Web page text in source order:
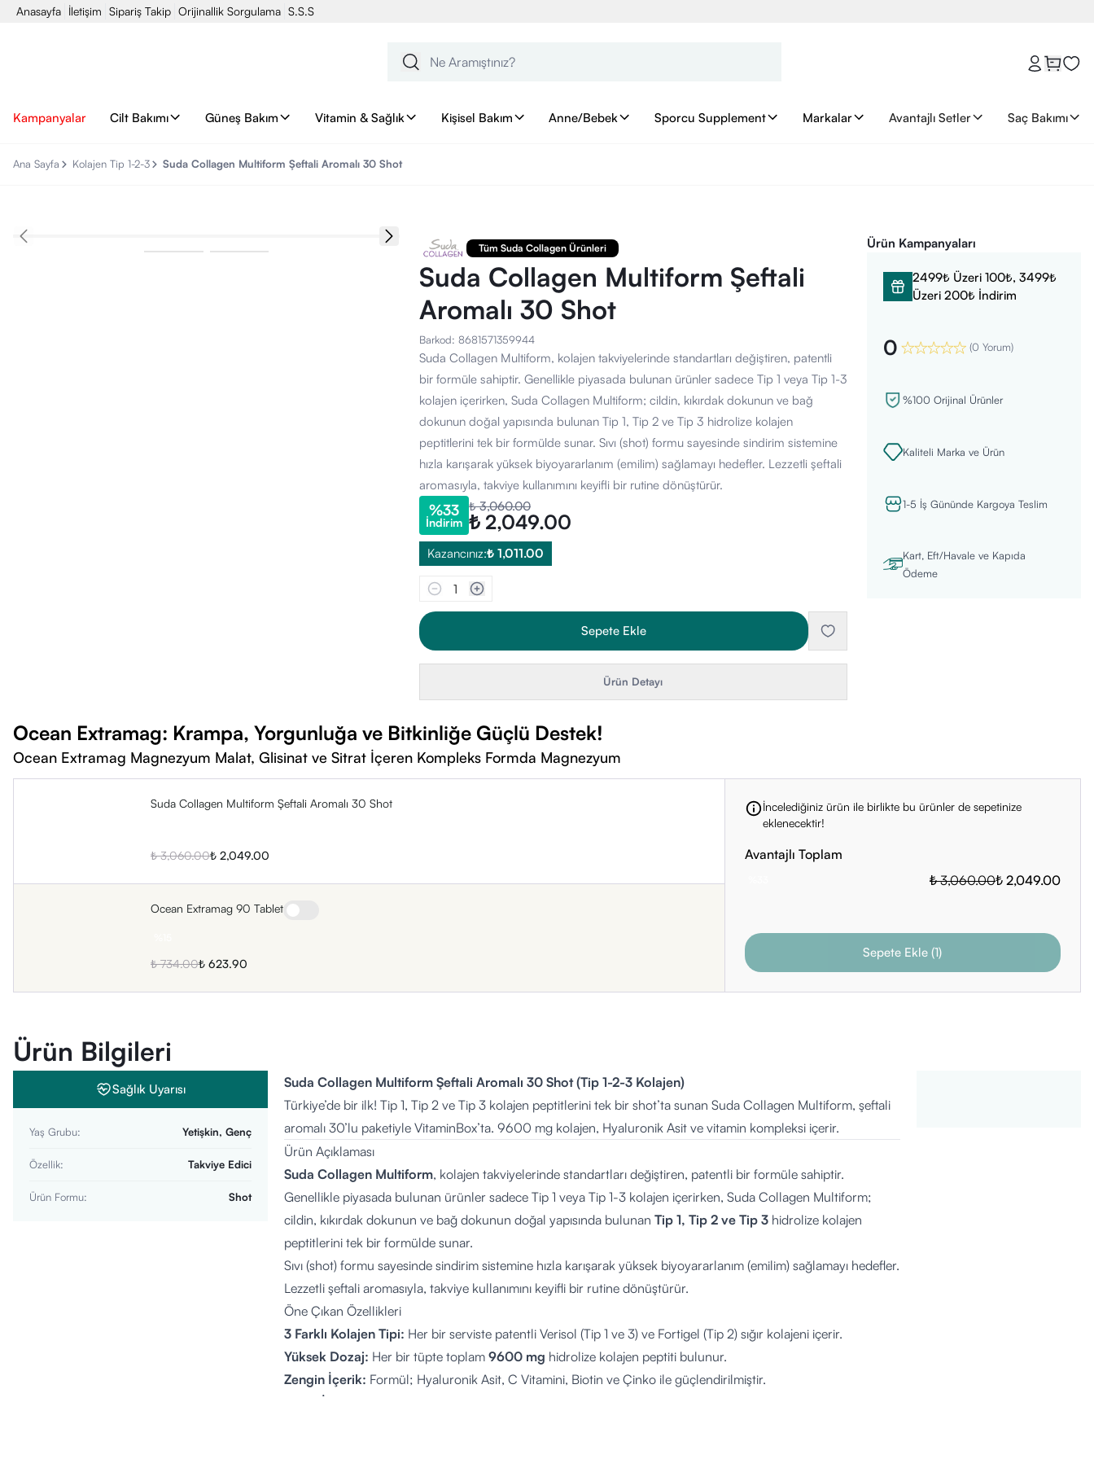
Anasayfa İletişim Sipariş Takip Orijinallik Sorgulama S.S.S
Kampanyalar Cilt Bakımı Güneş Bakım Vitamin & Sağlık Kişisel Bakım Anne/Bebek Sporcu Supplement Markalar Avantajlı Setler Saç Bakımı
Ana Sayfa Kolajen Tip 1-2-3 Suda Collagen Multiform Şeftali Aromalı 30 Shot
Tüm Suda Collagen Ürünleri
Suda Collagen Multiform Şeftali
Aromalı 30 Shot
Barkod: 8681571359944
Suda Collagen Multiform, kolajen takviyelerinde standartları değiştiren, patentli
bir formüle sahiptir. Genellikle piyasada bulunan ürünler sadece Tip 1 veya Tip 1-3
kolajen içerirken, Suda Collagen Multiform; cildin, kıkırdak dokunun ve bağ
dokunun doğal yapısında bulunan Tip 1, Tip 2 ve Tip 3 hidrolize kolajen
peptitlerini tek bir formülde sunar. Sıvı (shot) formu sayesinde sindirim sistemine
hızla karışarak yüksek biyoyararlanım (emilim) sağlamayı hedefler. Lezzetli şeftali
aromasıyla, takviye kullanımını keyifli bir rutine dönüştürür.
%33
İndirim
₺ 3,060.00
₺ 2,049.00
Kazancınız:₺ 1,011.00
1
Sepete Ekle
Ürün Detayı
Ürün Kampanyaları
2499₺ Üzeri 100₺, 3499₺
Üzeri 200₺ İndirim
0 (0 Yorum)
%100 Orijinal Ürünler
Kaliteli Marka ve Ürün
1-5 İş Gününde Kargoya Teslim
Kart, Eft/Havale ve Kapıda
Ödeme
Ocean Extramag: Krampa, Yorgunluğa ve Bitkinliğe Güçlü Destek!
Ocean Extramag Magnezyum Malat, Glisinat ve Sitrat İçeren Kompleks Formda Magnezyum
Suda Collagen Multiform Şeftali Aromalı 30 Shot
₺ 3,060.00₺ 2,049.00
Ocean Extramag 90 Tablet
₺ 734.00₺ 623.90
İncelediğiniz ürün ile birlikte bu ürünler de sepetinize
eklenecektir!
Avantajlı Toplam
₺ 3,060.00₺ 2,049.00
Sepete Ekle (1)
Ürün Bilgileri
Sağlık Uyarısı
Yaş Grubu: Yetişkin, Genç
Özellik: Takviye Edici
Ürün Formu: Shot
Suda Collagen Multiform Şeftali Aromalı 30 Shot (Tip 1-2-3 Kolajen)
Türkiye’de bir ilk! Tip 1, Tip 2 ve Tip 3 kolajen peptitlerini tek bir shot’ta sunan Suda Collagen Multiform, şeftali
aromalı 30’lu paketiyle VitaminBox’ta. 9600 mg kolajen, Hyaluronik Asit ve vitamin kompleksi içerir.
Ürün Açıklaması
Suda Collagen Multiform, kolajen takviyelerinde standartları değiştiren, patentli bir formüle sahiptir.
Genellikle piyasada bulunan ürünler sadece Tip 1 veya Tip 1-3 kolajen içerirken, Suda Collagen Multiform;
cildin, kıkırdak dokunun ve bağ dokunun doğal yapısında bulunan Tip 1, Tip 2 ve Tip 3 hidrolize kolajen
peptitlerini tek bir formülde sunar.
Sıvı (shot) formu sayesinde sindirim sistemine hızla karışarak yüksek biyoyararlanım (emilim) sağlamayı hedefler.
Lezzetli şeftali aromasıyla, takviye kullanımını keyifli bir rutine dönüştürür.
Öne Çıkan Özellikleri
3 Farklı Kolajen Tipi: Her bir serviste patentli Verisol (Tip 1 ve 3) ve Fortigel (Tip 2) sığır kolajeni içerir.
Yüksek Dozaj: Her bir tüpte toplam 9600 mg hidrolize kolajen peptiti bulunur.
Zengin İçerik: Formül; Hyaluronik Asit, C Vitamini, Biotin ve Çinko ile güçlendirilmiştir.